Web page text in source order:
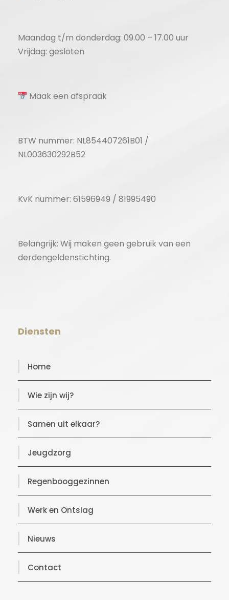
Maandag t/m donderdag: 09.00 – 17.00 uur
Vrijdag: gesloten
Maak een afspraak
BTW nummer: NL854407261B01 /
NL003630292B52
KvK nummer: 61596949 / 81995490
Belangrijk: Wij maken geen gebruik van een
derdengeldenstichting.
Diensten
Home
Wie zijn wij?
Samen uit elkaar?
Jeugdzorg
Regenbooggezinnen
Werk en Ontslag
Nieuws
Contact